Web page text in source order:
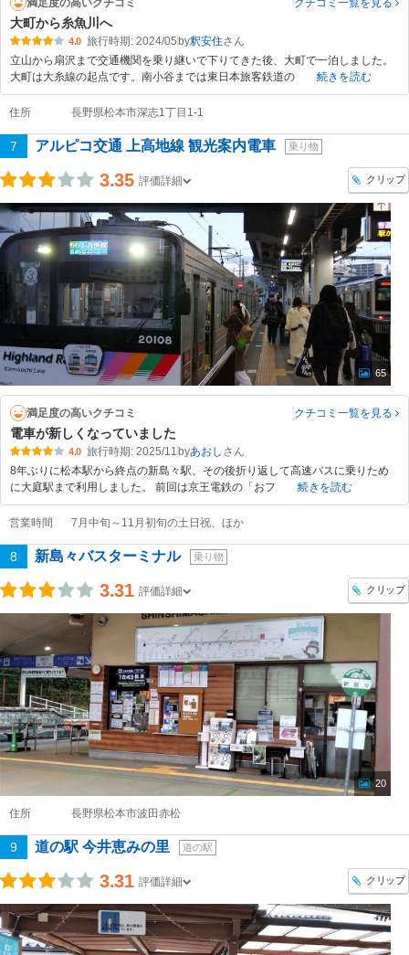
満足度の高いクチコミ クチコミ一覧を見る
大町から糸魚川へ
4.0 旅行時期: 2024/05 by釈安住
立山から扇沢まで交通機関を乗り継いで下りてきた後、大町で一泊しました。
大町は大糸線の起点です。南小谷までは東日本旅客鉄道の
続きを読む
住所 長野県松本市深志1丁目1-1
7 アルピコ交通 上高地線 観光案内電車 乗り物
3.35 評価詳細 クリップ
65
満足度の高いクチコミ クチコミ一覧を見る
電車が新しくなっていました
4.0 旅行時期: 2025/11 byあおし
8年ぶりに松本駅から終点の新島々駅、その後折り返して高速バスに乗りため
に大庭駅まで利用しました。 前回は京王電鉄の「おフ
続きを読む
営業時間 7月中旬～11月初旬の土日祝、ほか
8 新島々バスターミナル 乗り物
3.31 評価詳細 クリップ
20
住所 長野県松本市波田赤松
9 道の駅 今井恵みの里 道の駅
3.31 評価詳細 クリップ